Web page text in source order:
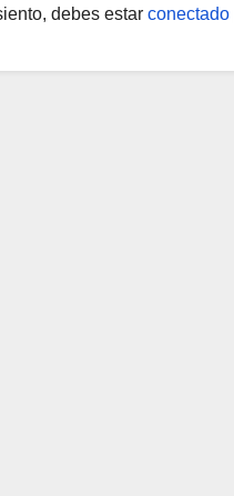
debes estar conectado